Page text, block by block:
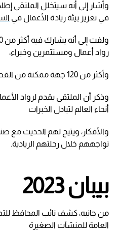
وأشار إلى أنه سيتخلل الملتقى
في تعزيز بيئة ريادة الأعمال في
رواد أعمال ومستثمرين وخبراء،
وأكثر من 120 جهة ممكنة من القطاعين العام والخاص.
وذكر أن الملتقى يقدم لرواد
أنحاء العالم لتبادل الخبرات
والأفكار، ويتيح لهم الحديث مع
تواجههم خلال رحلتهم الريادية.
بيبان 2023
من جانبه، كشف نائب المحافظ
العامة للمنشآت الصغيرة